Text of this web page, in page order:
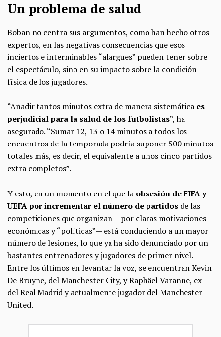
Un problema de salud
Boban no centra sus argumentos, como han hecho otros
expertos, en las negativas consecuencias que esos
inciertos e interminables “alargues” pueden tener sobre
el espectáculo, sino en su impacto sobre la condición
física de los jugadores.
“Añadir tantos minutos extra de manera sistemática es
perjudicial para la salud de los futbolistas”, ha
asegurado. “Sumar 12, 13 o 14 minutos a todos los
encuentros de la temporada podría suponer 500 minutos
totales más, es decir, el equivalente a unos cinco partidos
extra completos”.
Y esto, en un momento en el que la obsesión de FIFA y
UEFA por incrementar el número de partidos de las
competiciones que organizan —por claras motivaciones
económicas y “políticas”— está conduciendo a un mayor
número de lesiones, lo que ya ha sido denunciado por un
bastantes entrenadores y jugadores de primer nivel.
Entre los últimos en levantar la voz, se encuentran Kevin
De Bruyne, del Manchester City, y Raphäel Varanne, ex
del Real Madrid y actualmente jugador del Manchester
United.